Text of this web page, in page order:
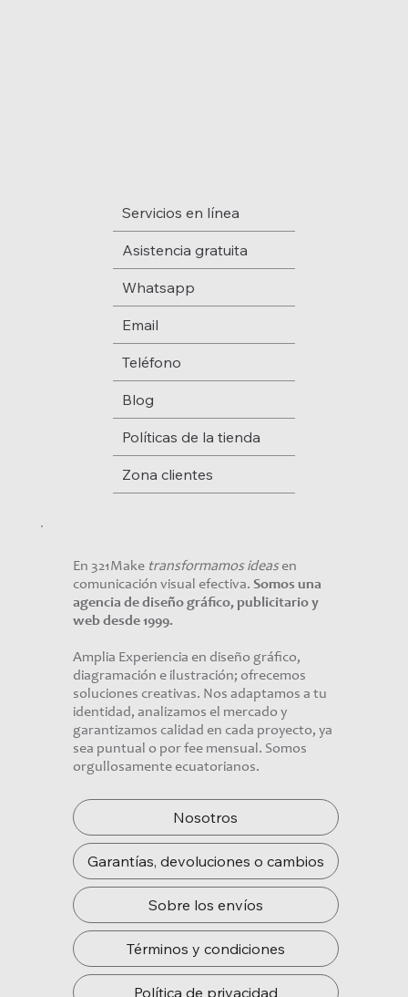
Servicios en línea
Asistencia gratuita
Whatsapp
Email
Teléfono
Blog
Políticas de la tienda
Zona clientes
En 321Make transformamos ideasen
comunicación visual efectiva. Somos una
agencia de diseño gráfico, publicitario y
web desde 1999.
Amplia Experiencia en diseño gráfico,
diagramación e ilustración; ofrecemos
soluciones creativas. Nos adaptamos a tu
identidad, analizamos el mercado y
garantizamos calidad en cada proyecto, ya
sea puntual o por fee mensual. Somos
orgullosamente ecuatorianos.
Nosotros
Garantías, devoluciones o cambios
Sobre los envíos
Términos y condiciones
Política de privacidad